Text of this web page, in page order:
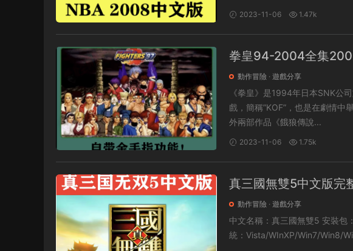
2023-11-06 1.47k
拳皇94-2004全集
遊戲合集
動作冒險 · 遊戲分享
《拳皇》是1994年日本SNK公
戲，簡稱”KOF”，也是在劇情中舉行的世
外兩部作品《餓狼傳說...
2023-11-06 1.75k
真三國無雙5中文版完
存檔
動作冒險 · 遊戲分享
中文名稱：真三國無雙5 安裝包：3.6G 遊戲類型：射擊動作類 遊戲語言：中文版 兼容系